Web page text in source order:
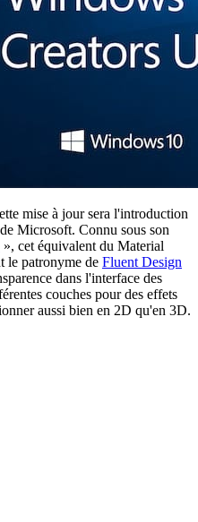
mise à jour sera l'introduction
Microsoft. Connu sous son
», cet équivalent du Material
le patronyme de Fluent Design
dans l'interface des
couches pour des effets
aussi bien en 2D qu'en 3D.